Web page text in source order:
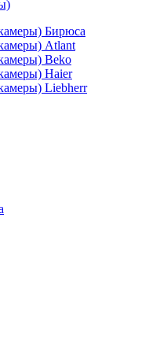
Бирюса
Atlant
Beko
Haier
Liebherr